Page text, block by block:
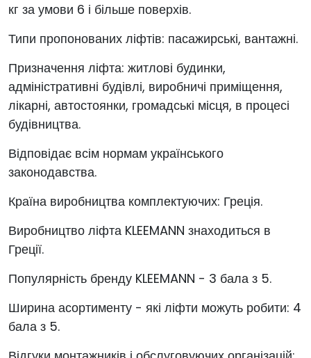
кг за умови 6 і більше поверхів.
Типи пропонованих ліфтів: пасажирські, вантажні.
Призначення ліфта: житлові будинки,
адміністративні будівлі, виробничі приміщення,
лікарні, автостоянки, громадські місця, в процесі
будівництва.
Відповідає всім нормам українського
законодавства.
Країна виробництва комплектуючих: Греція.
Виробництво ліфта KLEEMANN знаходиться в
Греції.
Популярність бренду KLEEMANN - 3 бала з 5.
Ширина асортименту - які ліфти можуть робити: 4
бала з 5.